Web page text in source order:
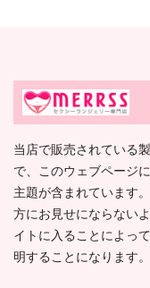
当店で販売されている
で、このウェブページ
主題が含まれています
方にお見せにならない
イトに入ることによっ
明することになります。